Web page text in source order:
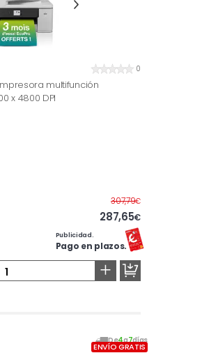
0
multifunción
x 4800 DPI
307,79€Antes
287,65€
Publicidad.
Pago en plazos.
+
De4a7días
ENVÍO GRATIS